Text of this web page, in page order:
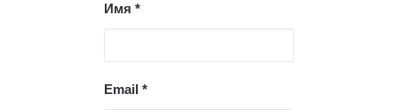
Имя *
Email *